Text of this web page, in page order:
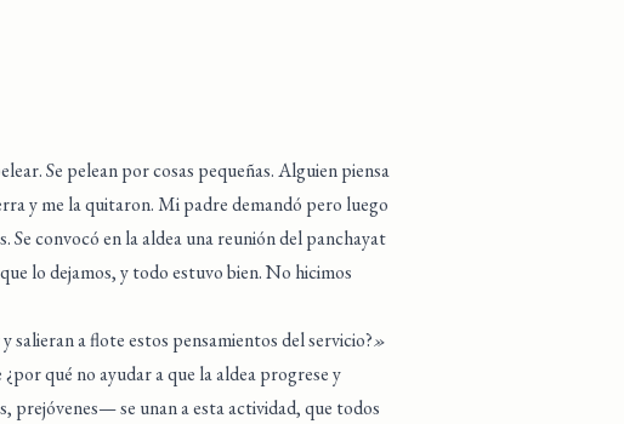
Se pelean por cosas pequeñas. Alguien piensa
y me la quitaron. Mi padre demandó pero luego
convocó en la aldea una reunión del panchayat
lo dejamos, y todo estuvo bien. No hicimos
salieran a flote estos pensamientos del servicio?»
qué no ayudar a que la aldea progrese y
prejóvenes— se unan a esta actividad, que todos